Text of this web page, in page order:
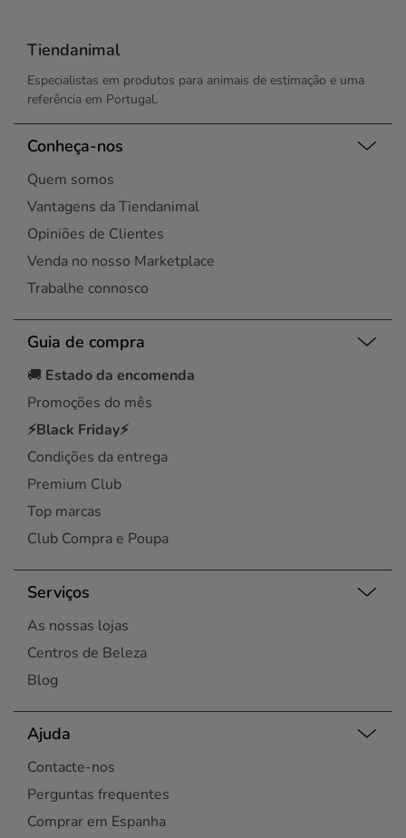
Maia
Maia
Matosinhos
Portimão
Santo Tirso
Seixal
Silves
Vila do Conde
Vila Nova de Gaia
Esgueira
Leiria
Lisboa
Lisboa
Lisboa
Maia
Maia
Matosinhos
Montijo
Alvor
Porto
Santa Maria da Feira
Santo Tirso
Senhora da Hora
Várzea
Vila Chã
Vila Nova de Gaia
Viseu
Tiendanimal
Especialistas em produtos para animais de estimação e uma
referência em Portugal.
Conheça-nos
Quem somos
Vantagens da Tiendanimal
Opiniões de Clientes
Venda no nosso Marketplace
Trabalhe connosco
Guia de compra
🚚 Estado da encomenda
Promoções do mês
⚡Black Friday⚡
Condições da entrega
Premium Club
Top marcas
Club Compra e Poupa
Serviços
As nossas lojas
Centros de Beleza
Blog
Ajuda
Contacte-nos
Perguntas frequentes
Comprar em Espanha